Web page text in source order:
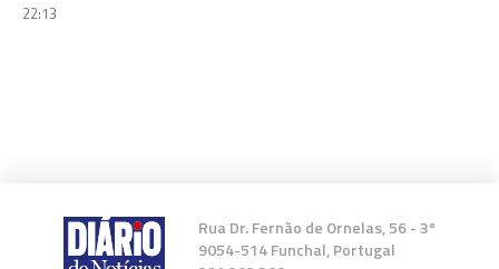
22:13
Rua Dr. Fernão de Ornelas, 56 - 3º
9054-514 Funchal, Portugal